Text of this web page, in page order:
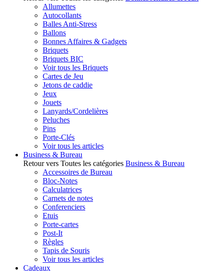
Allumettes
Autocollants
Balles Anti-Stress
Ballons
Bonnes Affaires & Gadgets
Briquets
Briquets BIC
Voir tous les Briquets
Cartes de Jeu
Jetons de caddie
Jeux
Jouets
Lanyards/Cordelières
Peluches
Pins
Porte-Clés
Voir tous les articles
Business & Bureau
Retour vers Toutes les catégories Business & Bureau
Accessoires de Bureau
Bloc-Notes
Calculatrices
Carnets de notes
Conferenciers
Etuis
Porte-cartes
Post-It
Règles
Tapis de Souris
Voir tous les articles
Cadeaux